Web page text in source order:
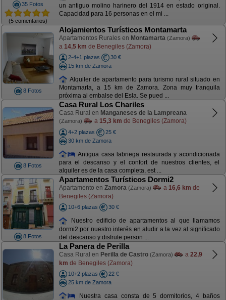
35 Fotos
(5 comentarios)
un antiguo molino harinero del 1914 en estado original.
Capacidad para 16 personas en el mi ...
8 Fotos
Alojamientos Turísticos Montamarta
Apartamentos Rurales en Montamarta (Zamora)
a 14,5 km de Benegiles (Zamora)
2-4+1 plazas
30 €
15 km de Zamora
Alquiler de apartamento para turismo rural situado en
Montamarta, a 15 km de Zamora. Zona muy tranquila
próxima al embalse del Esla. Se pued ...
8 Fotos
Casa Rural Los Chariles
Casa Rural en Manganeses de la Lampreana
(Zamora) a 15,3 km de Benegiles (Zamora)
4+2 plazas
25 €
30 km de Zamora
Antigua casa labriega restaurada y acondicionada
para el descanso y el confort de nuestros clientes, el
alquiler es de la casa completa, est ...
8 Fotos
Apartamentos Turísticos Dormi2
Apartamento en Zamora (Zamora) a 16,6 km de
Benegiles (Zamora)
10+6 plazas 30 €
Nuestro edificio de apartamentos al que llamamos
dormi2 por nuestro interés en aludir a la vez al significado
del descanso y disfrute person ...
La Panera de Perilla
Casa Rural en Perilla de Castro (Zamora) a 22,9
km de Benegiles (Zamora)
10+2 plazas
22 €
25 km de Zamora
Nuestra casa consta de 5 dormitorios, 4 baños